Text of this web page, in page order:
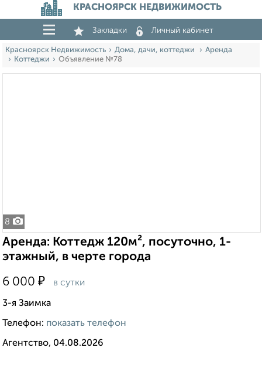
КРАСНОЯРСК НЕДВИЖИМОСТЬ
Закладки Личный кабинет
Красноярск Недвижимость Дома, дачи, коттеджи
Аренда
Коттеджи
Объявление №78
8
Аренда: Коттедж 120м², посуточно, 1-
этажный, в черте города
6 000 ₽ в сутки
3-я Заимка
Телефон: показать телефон
Агентство, 04.08.2026